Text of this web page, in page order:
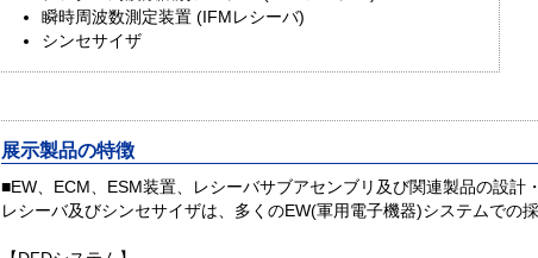
瞬時周波数測定装置 (IFMレシーバ)
シンセサイザ
展示製品の特徴
■EW、ECM、ESM装置、レシーバサブアセンブリ及び関連製品の設
レシーバ及びシンセサイザは、多くのEW(軍用電子機器)システムでの